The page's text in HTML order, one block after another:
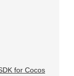
for Cocos